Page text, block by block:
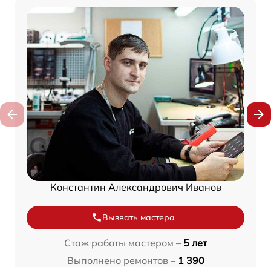
Константин Александрович Иванов
Вызвать мастера
Стаж работы мастером – 5 лет
Выполнено ремонтов – 1 390